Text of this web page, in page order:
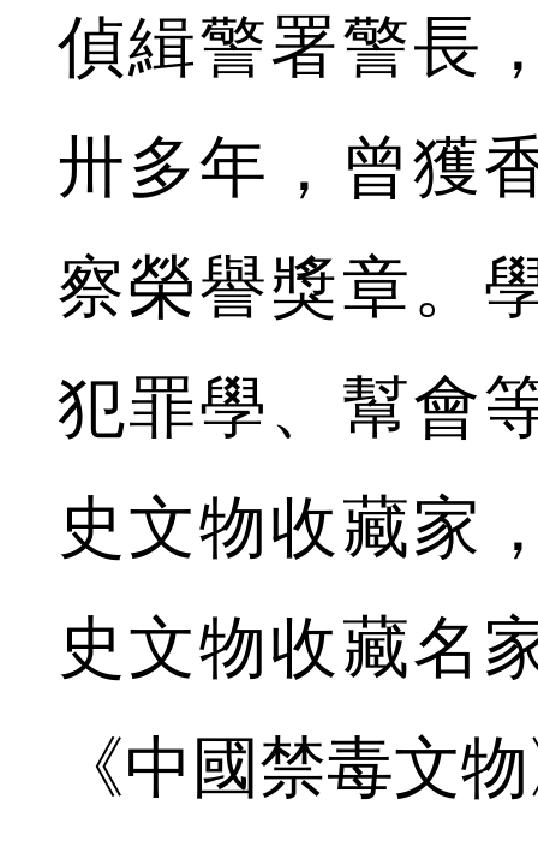
偵緝警署警長
卅多年，曾獲
察榮譽獎章。
犯罪學、幫會
史文物收藏家
史文物收藏名
《中國禁毒文